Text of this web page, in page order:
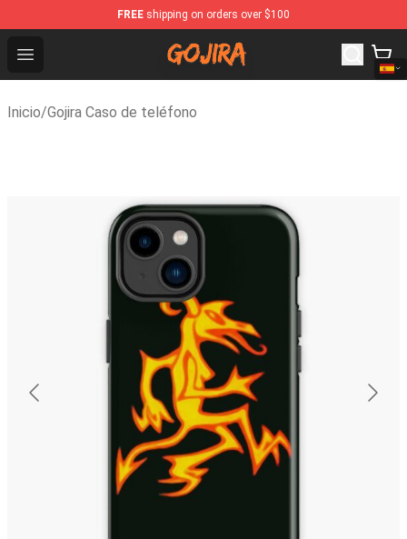
FREE shipping on orders over $100
Open menu
Gojira Shop - Official Gojira Merchandise Store
Inicio/Gojira Caso de teléfono